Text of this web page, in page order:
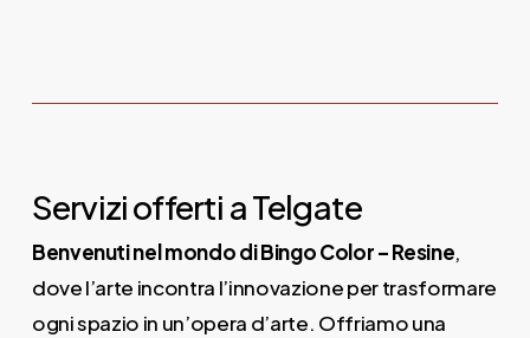
Servizi offerti a Telgate
Benvenuti nel mondo di Bingo Color – Resine,
dove l’arte incontra l’innovazione per trasformare
ogni spazio in un’opera d’arte. Offriamo una